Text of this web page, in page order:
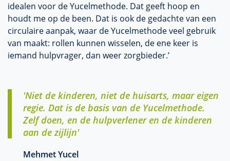
idealen voor de Yucelmethode. Dat geeft hoop en
houdt me op de been. Dat is ook de gedachte van een
circulaire aanpak, waar de Yucelmethode veel gebruik
van maakt: rollen kunnen wisselen, de ene keer is
iemand hulpvrager, dan weer zorgbieder.’
'Niet de kinderen, niet de huisarts, maar eigen
regie. Dat is de basis van de Yucelmethode.
Zelf doen, en de hulpverlener en de kinderen
aan de zijlijn'
Mehmet Yucel